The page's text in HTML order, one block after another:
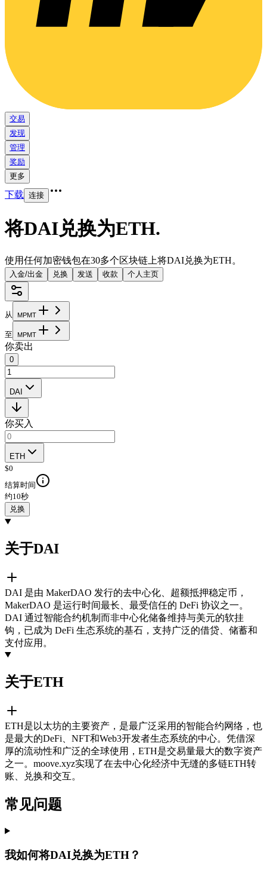
交易
发现
管理
奖励
更多
下载 连接
将DAI兑换为ETH.
使用任何加密钱包在30多个区块链上将DAI兑换为ETH。
入金/出金 兑换 发送 收款 个人主页
从 MPMT
至 MPMT
你卖出
0
DAI
你买入
ETH
$0
结算时间
约10秒
兑换
关于DAI
DAI 是由 MakerDAO 发行的去中心化、超额抵押稳定币，
MakerDAO 是运行时间最长、最受信任的 DeFi 协议之一。
DAI 通过智能合约机制而非中心化储备维持与美元的软挂
钩，已成为 DeFi 生态系统的基石，支持广泛的借贷、储蓄和
支付应用。
关于ETH
ETH是以太坊的主要资产，是最广泛采用的智能合约网络，也
是最大的DeFi、NFT和Web3开发者生态系统的中心。凭借深
厚的流动性和广泛的全球使用，ETH是交易量最大的数字资产
之一。moove.xyz实现了在去中心化经济中无缝的多链ETH转
账、兑换和交互。
常见问题
我如何将DAI兑换为ETH？